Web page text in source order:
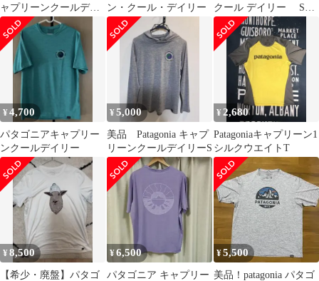
ャプリーンクールデイ
リーサンフーディ ラ
ッシュガード 花柄
ン・クール・デイリー
クール デイリー Sサ
イズ
¥4,700
パタゴニアキャプリー
ンクールデイリー
¥5,000
美品 Patagonia キャプ
リーンクールデイリーS
¥ 2,680
Patagoniaキャプリーン1
シルクウエイトT
¥8,500
【希少・廃盤】パタゴ
¥6,500
パタゴニア キャプリー
¥5,500
美品！patagonia パタゴ